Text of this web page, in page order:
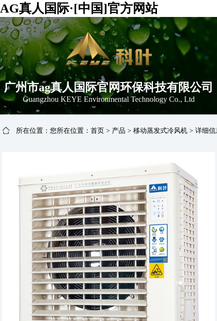
AG真人国际·[中国]官方网站
广州市ag真人国际官网环保科技有限公司
Guangzhou KEYE Environmental Technology Co., Ltd
所在位置：您所在位置：首页 > 产品 >移动蒸发式冷风机 >详细信